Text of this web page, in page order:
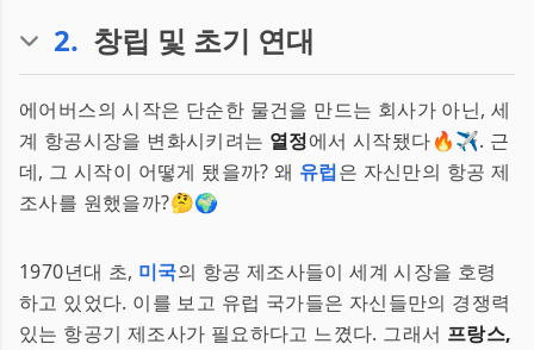
2. 창립 및 초기 연대
에어버스의 시작은 단순한 물건을 만드는 회사가 아닌, 세
계 항공시장을 변화시키려는 열정에서 시작됐다🔥✈️. 근
데, 그 시작이 어떻게 됐을까? 왜 유럽은 자신만의 항공 제
조사를 원했을까?🤔🌍
1970년대 초, 미국의 항공 제조사들이 세계 시장을 호령
하고 있었다. 이를 보고 유럽 국가들은 자신들만의 경쟁력
있는 항공기 제조사가 필요하다고 느꼈다. 그래서 프랑스,